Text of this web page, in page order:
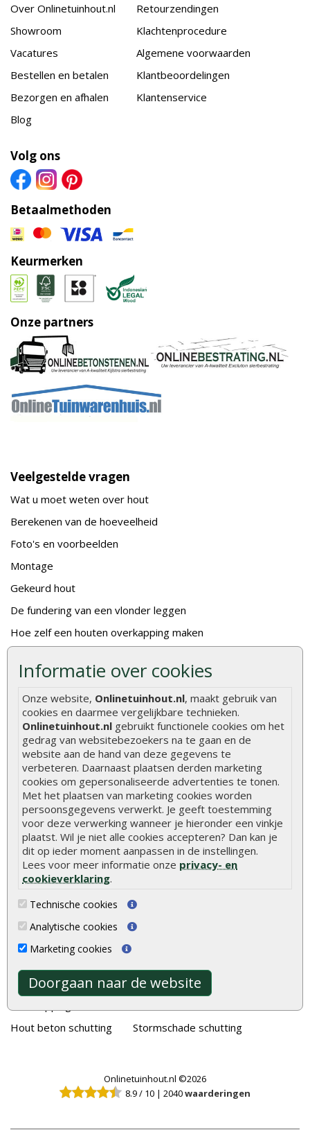
Informatie over cookies
Onze website, Onlinetuinhout.nl, maakt gebruik van
cookies en daarmee vergelijkbare technieken.
Onlinetuinhout.nl gebruikt functionele cookies om het
gedrag van websitebezoekers na te gaan en de
website aan de hand van deze gegevens te
verbeteren. Daarnaast plaatsen derden marketing
cookies om gepersonaliseerde advertenties te tonen.
Met het plaatsen van marketing cookies worden
persoonsgegevens verwerkt. Je geeft toestemming
voor deze verwerking wanneer je hieronder een vinkje
plaatst. Wil je niet alle cookies accepteren? Dan kan je
dit op ieder moment aanpassen in de instellingen.
Lees voor meer informatie onze privacy- en
cookieverklaring.
Technische cookies
Analytische cookies
Marketing cookies
Doorgaan naar de website
Over Onlinetuinhout.nl
Showroom
Vacatures
Bestellen en betalen
Bezorgen en afhalen
Blog
Retourzendingen
Klachtenprocedure
Algemene voorwaarden
Klantbeoordelingen
Klantenservice
Volg ons
Betaalmethoden
Keurmerken
Onze partners
Veelgestelde vragen
Wat u moet weten over hout
Berekenen van de hoeveelheid
Foto's en voorbeelden
Montage
Gekeurd hout
De fundering van een vlonder leggen
Hoe zelf een houten overkapping maken
Hoe betonpaal plaatsen
Hoe schutting plaatsen
De 9 beste tuinschermen van Onlinetuinhout.nl
Stijlvolle houtsoorten voor in de tuin
Duurzame tuin
Welke palen voor een schapenhek
Alle populaire categorieën
Tuinhout
Schutting
Blokhutten
Hout beton schutting
Tuindeuren
Tuinschermen
Aanbiedingen
Stormschade schutting
Onlinetuinhout.nl ©2026
8.9/ 10 | 2040waarderingen